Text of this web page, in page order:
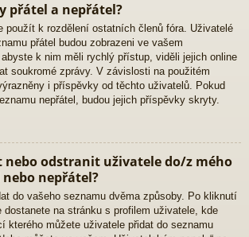
přátel a nepřátel?
použít k rozdělení ostatních členů fóra. Uživatelé
přátel budou zobrazeni ve vašem
k nim měli rychlý přístup, viděli jejich online
soukromé zprávy. V závislosti na použitém
i příspěvky od těchto uživatelů. Pokud
nepřátel, budou jejich příspěvky skryty.
nebo odstranit uživatele do/z mého
nepřátel?
do vašeho seznamu dvěma způsoby. Po kliknutí
dostanete na stránku s profilem uživatele, kde
kterého můžete uživatele přidat do seznamu